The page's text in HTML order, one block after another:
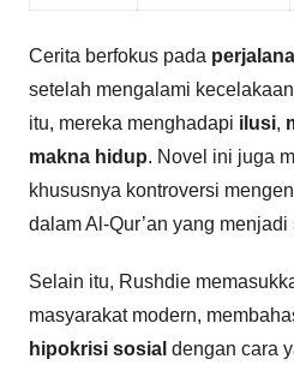
Cerita berfokus pada
setelah mengalami
itu, mereka menghadapi ilusi,
makna hidup. Novel ini juga
khususnya kontroversi
dalam Al-Qur’an yang
Selain itu, Rushdie
masyarakat modern,
hipokrisi sosial dengan cara